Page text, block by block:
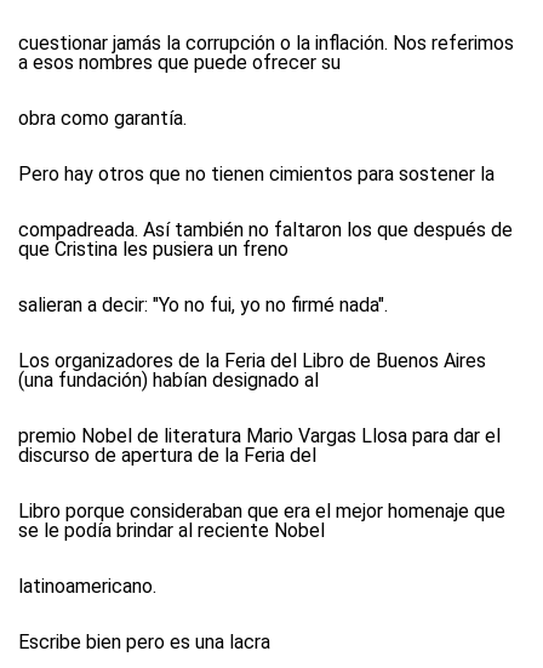
cuestionar jamás la corrupción o la inflación. Nos referimos
a esos nombres que puede ofrecer su
obra como garantía.
Pero hay otros que no tienen cimientos para sostener la
compadreada. Así también no faltaron los que después de
que Cristina les pusiera un freno
salieran a decir: "Yo no fui, yo no firmé nada".
Los organizadores de la Feria del Libro de Buenos Aires
(una fundación) habían designado al
premio Nobel de literatura Mario Vargas Llosa para dar el
discurso de apertura de la Feria del
Libro porque consideraban que era el mejor homenaje que
se le podía brindar al reciente Nobel
latinoamericano.
Escribe bien pero es una lacra